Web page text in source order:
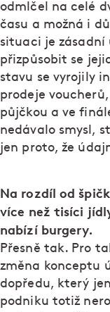
odmlčel na celé
času a možná i
situaci je
přizpůsobit se
stavu se vyrojily
prodeje
půjčkou a ve
nedávalo smysl,
jen proto, že
Na rozdíl od
více než tisíci
nabízí burgery.
Přesně tak. Pro
změna konceptu
dopředu, který
podniku totiž